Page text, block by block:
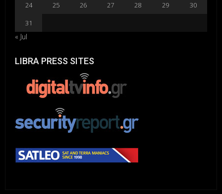
24
25 26 27 28 29
30
31
« Jul
LIBRA PRESS SITES